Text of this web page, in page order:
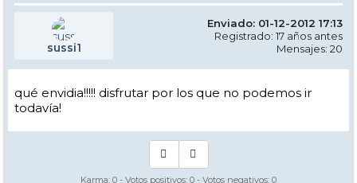
sussi1
Enviado: 01-12-2012 17:13
Registrado: 17 años antes
Mensajes: 20
qué envidia!!!!! disfrutar por los que no podemos ir
todavía!
Karma: 0 - Votos positivos: 0 - Votos negativos: 0